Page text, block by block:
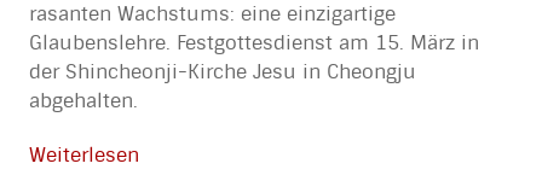
rasanten Wachstums: eine einzigartige
Glaubenslehre. Festgottesdienst am 15. März in
der Shincheonji-Kirche Jesu in Cheongju
abgehalten.
Weiterlesen